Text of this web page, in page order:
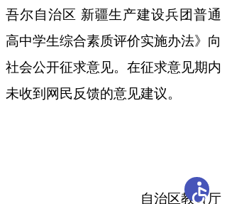
吾尔自治区 新疆生产建设兵团普通
高中学生综合素质评价实施办法》向
社会公开征求意见。在征求意见期内
未收到网民反馈的意见建议。
自治区教育厅